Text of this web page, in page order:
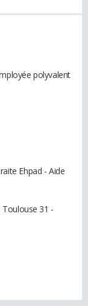
polyvalent
Ehpad - Aide
31 -